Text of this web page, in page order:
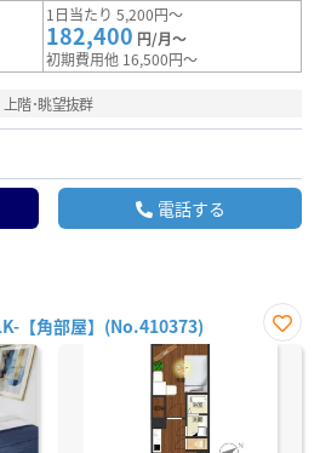
1日当たり 5,200円～
182,400 円/月～
初期費用他 16,500円～
上階･眺望抜群
電話する
【角部屋】(No.410373)
お気